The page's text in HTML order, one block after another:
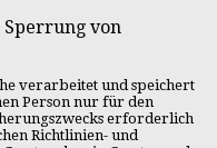
Sperrung von
verarbeitet und speichert
Person nur für den
erforderlich
Richtlinien- und